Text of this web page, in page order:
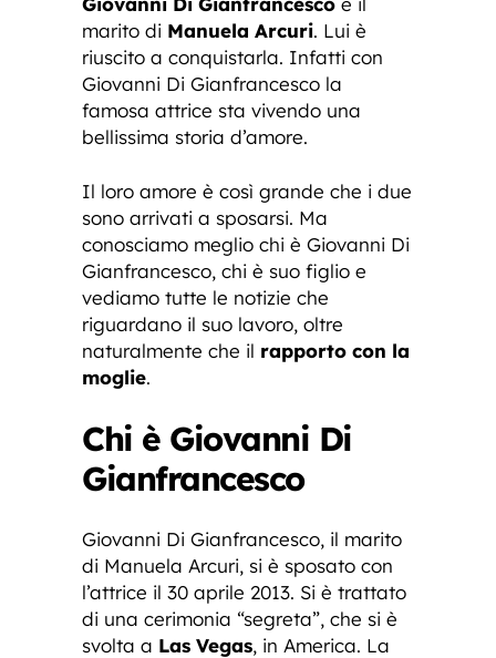
marito di Manuela Arcuri. Lui è
riuscito a conquistarla. Infatti con
Giovanni Di Gianfrancesco la
famosa attrice sta vivendo una
bellissima storia d’amore.
Il loro amore è così grande che i due
sono arrivati a sposarsi. Ma
conosciamo meglio chi è Giovanni Di
Gianfrancesco, chi è suo figlio e
vediamo tutte le notizie che
riguardano il suo lavoro, oltre
naturalmente che il rapporto con la
moglie.
Chi è Giovanni Di
Gianfrancesco
Giovanni Di Gianfrancesco, il marito
di Manuela Arcuri, si è sposato con
l’attrice il 30 aprile 2013. Si è trattato
di una cerimonia “segreta”, che si è
svolta a Las Vegas, in America. La